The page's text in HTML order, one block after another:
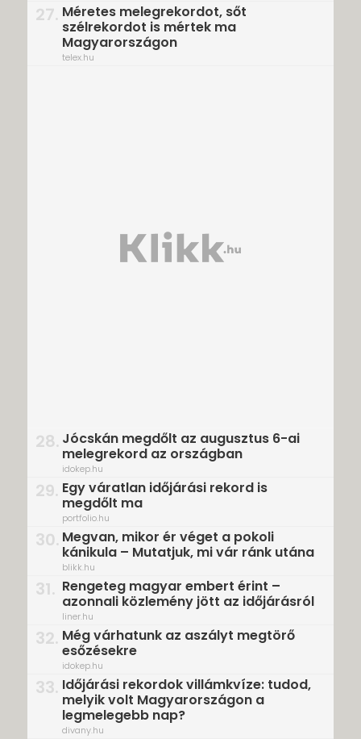
27. Méretes melegrekordot, sőt
szélrekordot is mértek ma
Magyarországon
telex.hu
28. Jócskán megdőlt az augusztus 6-ai
melegrekord az országban
idokep.hu
29. Egy váratlan időjárási rekord is
megdőlt ma
portfolio.hu
30. Megvan, mikor ér véget a pokoli
kánikula – Mutatjuk, mi vár ránk utána
blikk.hu
31. Rengeteg magyar embert érint –
azonnali közlemény jött az időjárásról
liner.hu
32. Még várhatunk az aszályt megtörő
esőzésekre
idokep.hu
33. Időjárási rekordok villámkvíze: tudod,
melyik volt Magyarországon a
legmelegebb nap?
divany.hu